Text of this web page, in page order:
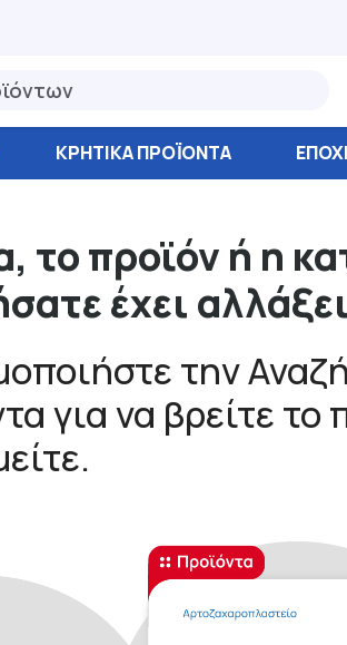
ΚΡΗΤΙΚΑ ΠΡΟΪΟΝΤΑ
το προϊόν ή η
έχει
την
για να βρείτε το